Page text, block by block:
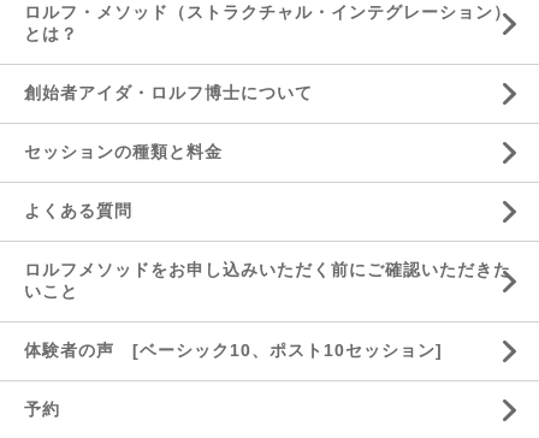
ロルフ・メソッド（ストラクチャル・インテグレーション）
とは？
創始者アイダ・ロルフ博士について
セッションの種類と料金
よくある質問
ロルフメソッドをお申し込みいただく前にご確認いただきた
いこと
体験者の声 [ベーシック10、ポスト10セッション]
予約